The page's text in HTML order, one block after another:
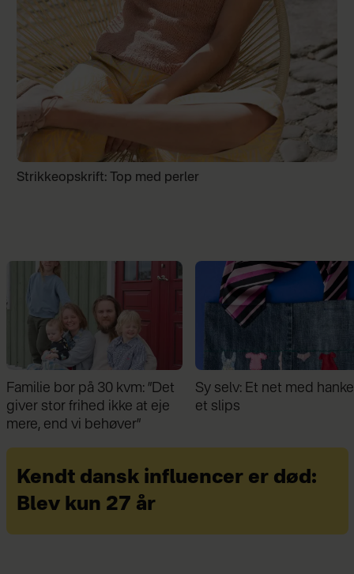
Strikkeopskrift: Top med perler
Sy selv: Et net med hanke af
et slips
Hækl selv: Smart
indkøbstaske
Kendt dansk influencer er død:
Blev kun 27 år